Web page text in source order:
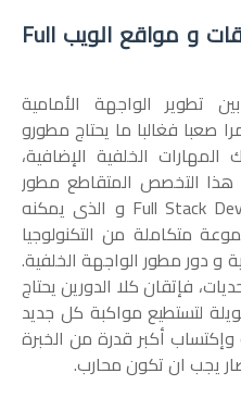
مطور ويب متكامل لتطبيقات و مواقع الويب Full
تطوير الواجهة الأمامية
صعبا فغالبا ما يحتاج مطورو
الخلفية الإضافية،
التخصص المتقاطع مطور
متكامل لتطبيقات الويب Full Stack Developer و الذى يمكنه
متكاملة من التكنولوجيا
و دور مطور الواجهة الخلفية.
فإتقان كلا الدورين يحتاج
لتستطيع مواكبة كل جديد
وإكتساب أكبر قدرة من الخبرة
يجب ان تكون محارب.